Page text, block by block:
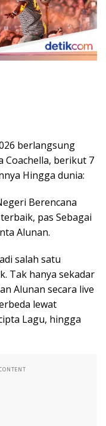
berlangsung
Coachella, berikut 7
Hingga dunia:
Berencana
pas Sebagai
Alunan.
salah satu
Tak hanya sekadar
Alunan secara live
lewat
Lagu, hingga